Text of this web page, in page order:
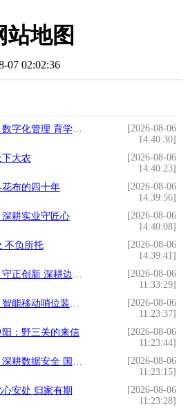
站地图
07 02:02:36
化管理 育学子成长
[2026-08-06
14:40:30]
大农
[2026-08-06
14:40:23]
布的四十年
[2026-08-06
14:39:56]
耕实业守匠心
[2026-08-06
14:40:08]
不负所托
[2026-08-06
14:39:41]
新 深耕边疆启新程
[2026-08-06
11:33:29]
为基层应急履职赋能防患未然
[2026-08-06
11:23:37]
：野三关的来信
[2026-08-06
11:23:44]
安全 国产技术扬帆出海
[2026-08-06
11:23:15]
安处 归家有期
[2026-08-06
11:23:28]